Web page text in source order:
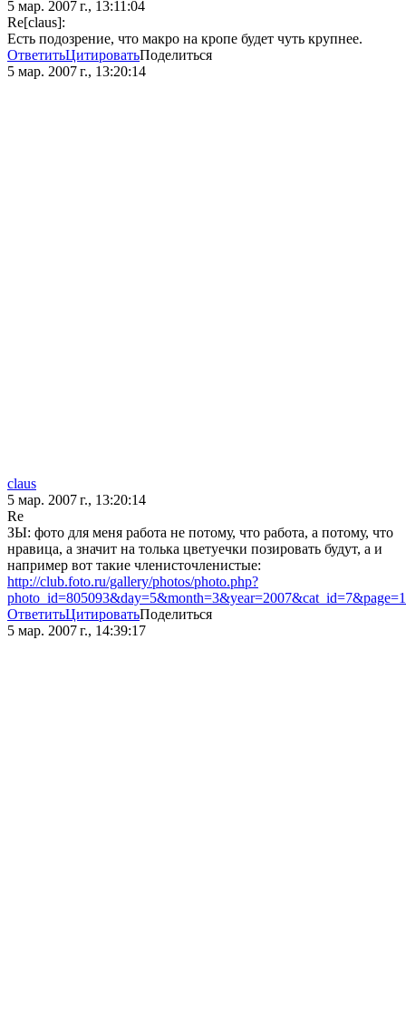
5 мар. 2007 г., 13:11:04
Re[claus]:
Есть подозрение, что макро на кропе будет чуть крупнее.
ОтветитьЦитироватьПоделиться
5 мар. 2007 г., 13:20:14
claus
5 мар. 2007 г., 13:20:14
Re
ЗЫ: фото для меня работа не потому, что работа, а потому, что
нравица, а значит на толька цветуечки позировать будут, а и
например вот такие членисточленистые:
http://club.foto.ru/gallery/photos/photo.php?
ОтветитьЦитироватьПоделиться
5 мар. 2007 г., 14:39:17